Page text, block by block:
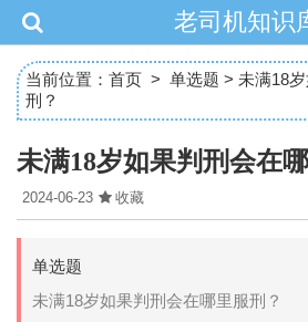
老司机知识
当前位置： 首页 > 单选题 > 未满18
刑？
未满18岁如果判刑会在
2024-06-23 收藏
单选题
未满18岁如果判刑会在哪里服刑？